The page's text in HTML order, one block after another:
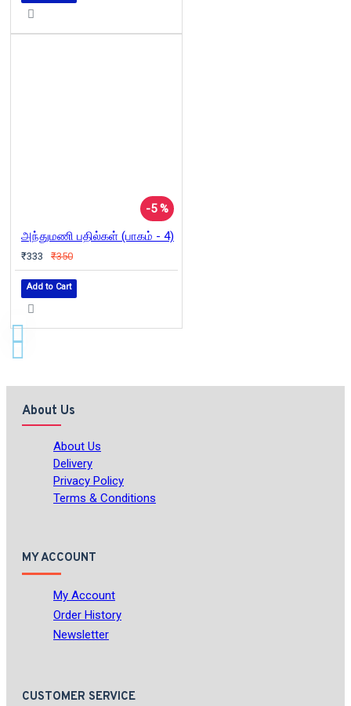
-5 %
அந்துமணி பதில்கள் (பாகம் - 4)
₹333 ₹350
Add to Cart
About Us
About Us
Delivery
Privacy Policy
Terms & Conditions
MY ACCOUNT
My Account
Order History
Newsletter
CUSTOMER SERVICE